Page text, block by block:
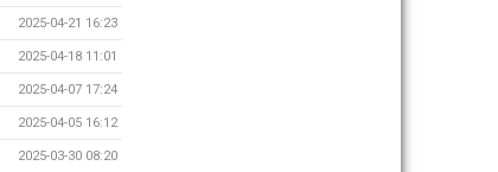
2025-04-21 16:23
2025-04-18 11:01
2025-04-07 17:24
2025-04-05 16:12
2025-03-30 08:20